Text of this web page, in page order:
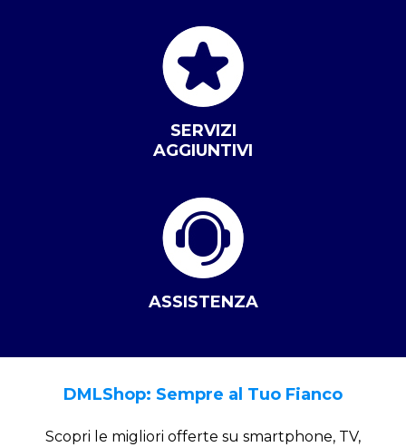
SERVIZI
AGGIUNTIVI
ASSISTENZA
DMLShop: Sempre al Tuo Fianco
Scopri le migliori offerte su smartphone, TV,